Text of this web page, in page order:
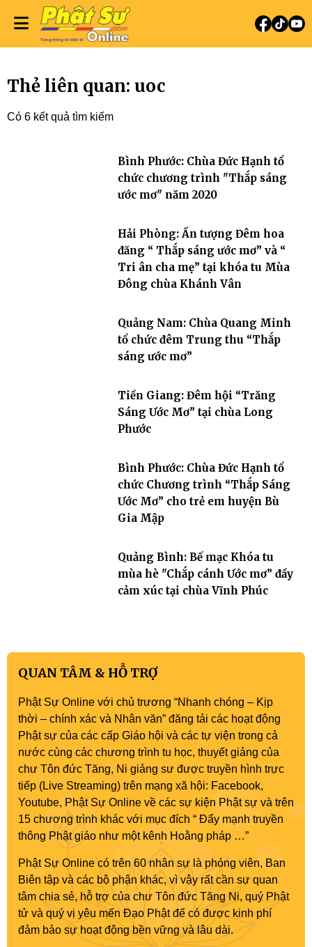
Thẻ liên quan: uoc
Có 6 kết quả tìm kiếm
Bình Phước: Chùa Đức Hạnh tổ
chức chương trình "Thắp sáng
ước mơ" năm 2020
Hải Phòng: Ấn tượng Đêm hoa
đăng “ Thắp sáng ước mơ” và “
Tri ân cha mẹ” tại khóa tu Mùa
Đông chùa Khánh Vân
Quảng Nam: Chùa Quang Minh
tổ chức đêm Trung thu “Thắp
sáng ước mơ”
Tiền Giang: Đêm hội “Trăng
Sáng Ước Mơ” tại chùa Long
Phước
Bình Phước: Chùa Đức Hạnh tổ
chức Chương trình “Thắp Sáng
Ước Mơ” cho trẻ em huyện Bù
Gia Mập
Quảng Bình: Bế mạc Khóa tu
mùa hè "Chắp cánh Ước mơ” đầy
cảm xúc tại chùa Vĩnh Phúc
QUAN TÂM & HỖ TRỢ
Phật Sự Online với chủ trương “Nhanh chóng – Kịp
thời – chính xác và Nhân văn” đăng tải các hoạt động
Phật sự của các cấp Giáo hội và các tự viện trong cả
nước cùng các chương trình tu học, thuyết giảng của
chư Tôn đức Tăng, Ni giảng sư được truyền hình trực
tiếp (Live Streaming) trên mạng xã hội: Facebook,
Youtube, Phật Sự Online về các sự kiện Phật sự và trên
15 chương trình khác với mục đích “ Đẩy mạnh truyền
thông Phật giáo như một kênh Hoằng pháp …”
Phật Sự Online có trên 60 nhân sự là phóng viên, Ban
Biên tập và các bộ phận khác, vì vậy rất cần sự quan
tâm chia sẻ, hỗ trợ của chư Tôn đức Tăng Ni, quý Phật
tử và quý vị yêu mến Đạo Phật để có được kinh phí
đảm bảo sự hoạt động bền vững và lâu dài.